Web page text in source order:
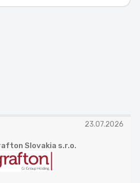
23.07.2026
Slovakia s.r.o.